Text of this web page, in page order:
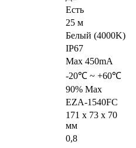
Есть
25 м
Белый (4000K)
IP67
Max 450mA
-20℃ ~ +60℃
90% Max
EZA-1540FC
171 x 73 x 70
мм
0,8